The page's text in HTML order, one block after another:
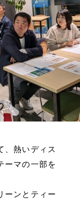
、熱いディス
ーマの一部を
ーンとティー